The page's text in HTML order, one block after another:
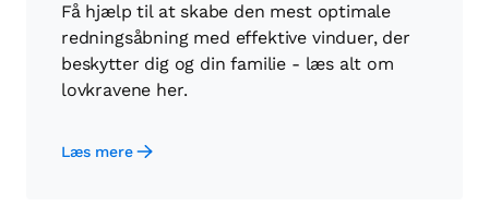
Få hjælp til at skabe den mest optimale
redningsåbning med effektive vinduer, der
beskytter dig og din familie - læs alt om
lovkravene her.
Læs mere